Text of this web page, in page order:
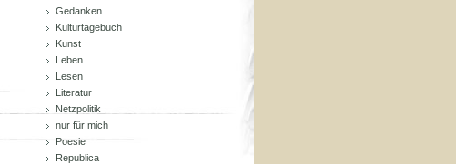
Gedanken
Kulturtagebuch
Kunst
Leben
Lesen
Literatur
Netzpolitik
nur für mich
Poesie
Republica